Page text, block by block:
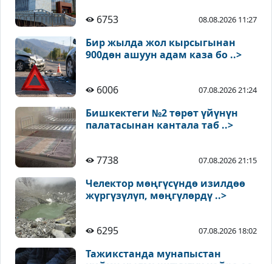
6753 08.08.2026 11:27
Бир жылда жол кырсыгынан
900дөн ашуун адам каза бо ..>
6006 07.08.2026 21:24
Бишкектеги №2 төрөт үйүнүн
палатасынан кантала таб ..>
7738 07.08.2026 21:15
Челектор мөңгүсүндө изилдөө
жүргүзүлүп, мөңгүлөрдү ..>
6295 07.08.2026 18:02
Тажикстанда мунапыстан